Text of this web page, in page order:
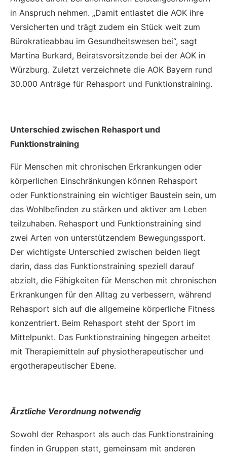
in Anspruch nehmen. „Damit entlastet die AOK ihre
Versicherten und trägt zudem ein Stück weit zum
Bürokratieabbau im Gesundheitswesen bei“, sagt
Martina Burkard, Beiratsvorsitzende bei der AOK in
Würzburg. Zuletzt verzeichnete die AOK Bayern rund
30.000 Anträge für Rehasport und Funktionstraining.
Unterschied zwischen Rehasport und
Funktionstraining
Für Menschen mit chronischen Erkrankungen oder
körperlichen Einschränkungen können Rehasport
oder Funktionstraining ein wichtiger Baustein sein, um
das Wohlbefinden zu stärken und aktiver am Leben
teilzuhaben. Rehasport und Funktionstraining sind
zwei Arten von unterstützendem Bewegungssport.
Der wichtigste Unterschied zwischen beiden liegt
darin, dass das Funktionstraining speziell darauf
abzielt, die Fähigkeiten für Menschen mit chronischen
Erkrankungen für den Alltag zu verbessern, während
Rehasport sich auf die allgemeine körperliche Fitness
konzentriert. Beim Rehasport steht der Sport im
Mittelpunkt. Das Funktionstraining hingegen arbeitet
mit Therapiemitteln auf physiotherapeutischer und
ergotherapeutischer Ebene.
Ärztliche Verordnung notwendig
Sowohl der Rehasport als auch das Funktionstraining
finden in Gruppen statt, gemeinsam mit anderen